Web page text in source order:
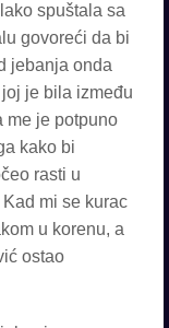
spuštala sa
govoreći da bi
jebanja onda
je bila između
me je potpuno
kako bi
rasti u
mi se kurac
u korenu, a
ostao